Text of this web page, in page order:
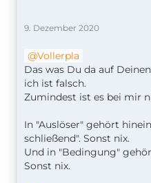
9. Dezember 2020
Vollerpla
Das was Du da auf
ich ist falsch.
Zumindest ist es bei mir
In "Auslöser" gehört
schließend". Sonst nix.
Und in "Bedingung"
Sonst nix.